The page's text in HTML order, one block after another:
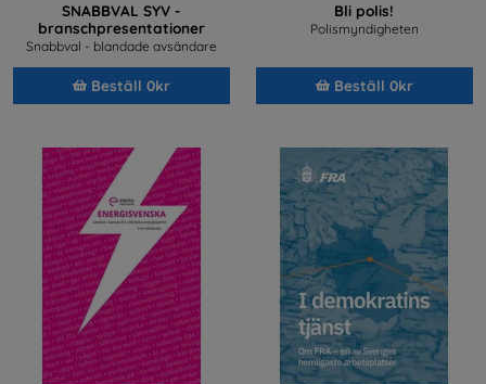
SNABBVAL SYV -
branschpresentationer
Snabbval - blandade avsändare
Beställ 0kr
Bli polis!
Polismyndigheten
Beställ 0kr